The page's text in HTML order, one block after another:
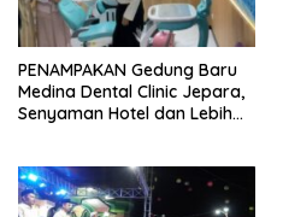
PENAMPAKAN Gedung Baru
Medina Dental Clinic Jepara,
Senyaman Hotel dan Lebih